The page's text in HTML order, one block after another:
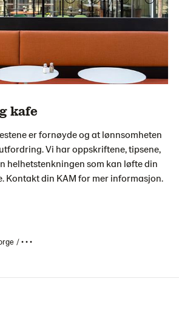
kafe
er fornøyde og at lønnsomheten
Vi har oppskriftene, tipsene,
helhetstenkningen som kan løfte din
Kontakt din KAM for mer informasjon.
• • •